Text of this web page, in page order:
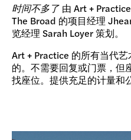
时间不多了由 Art +
The Broad 的项目经理
览经理 Sarah Loyer 策划。
Art + Practice 的所有当代
的。不需要回复或门票，但
找座位。提供充足的计量和